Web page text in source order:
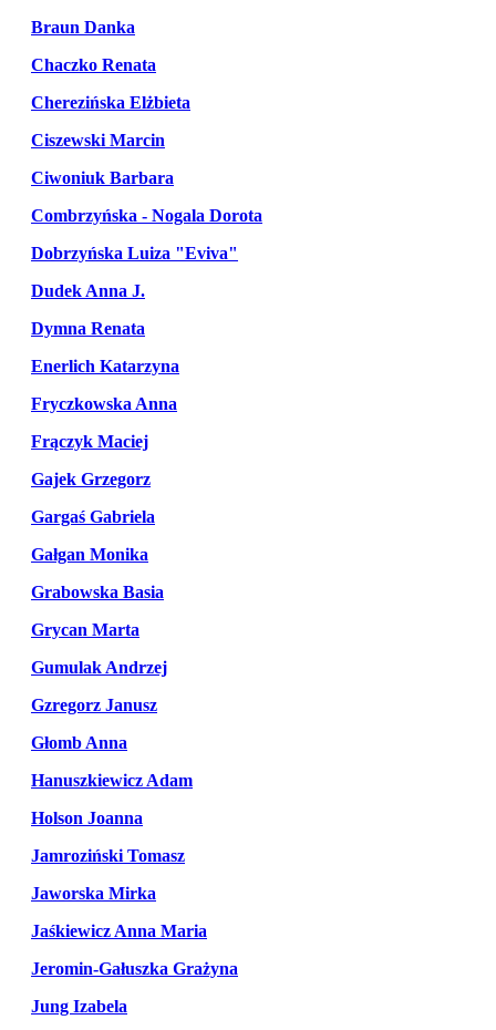
Braun Danka
Chaczko Renata
Cherezińska Elżbieta
Ciszewski Marcin
Ciwoniuk Barbara
Combrzyńska - Nogala Dorota
Dobrzyńska Luiza "Eviva"
Dudek Anna J.
Dymna Renata
Enerlich Katarzyna
Fryczkowska Anna
Frączyk Maciej
Gajek Grzegorz
Gargaś Gabriela
Gałgan Monika
Grabowska Basia
Grycan Marta
Gumulak Andrzej
Gzregorz Janusz
Głomb Anna
Hanuszkiewicz Adam
Holson Joanna
Jamroziński Tomasz
Jaworska Mirka
Jaśkiewicz Anna Maria
Jeromin-Gałuszka Grażyna
Jung Izabela